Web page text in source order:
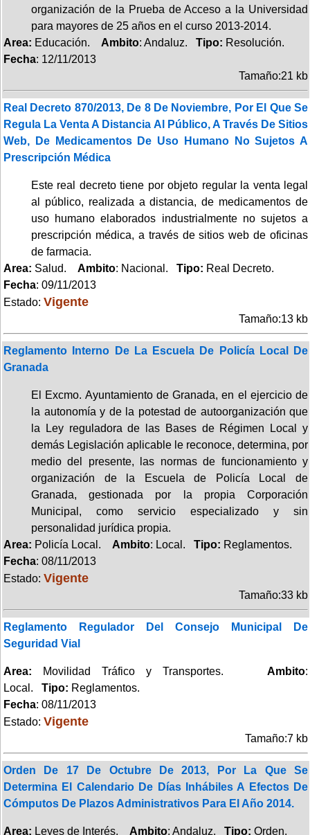
organización de la Prueba de Acceso a la Universidad
para mayores de 25 años en el curso 2013-2014.
Area: Educación. Ambito: Andaluz. Tipo: Resolución.
Fecha: 12/11/2013
Tamaño:21 kb
Real Decreto 870/2013, De 8 De Noviembre, Por El Que Se
Regula La Venta A Distancia Al Público, A Través De Sitios
Web, De Medicamentos De Uso Humano No Sujetos A
Prescripción Médica
Este real decreto tiene por objeto regular la venta legal
al público, realizada a distancia, de medicamentos de
uso humano elaborados industrialmente no sujetos a
prescripción médica, a través de sitios web de oficinas
de farmacia.
Area: Salud. Ambito: Nacional. Tipo: Real Decreto.
Fecha: 09/11/2013
Estado: Vigente
Tamaño:13 kb
Reglamento Interno De La Escuela De Policía Local De
Granada
El Excmo. Ayuntamiento de Granada, en el ejercicio de
la autonomía y de la potestad de autoorganización que
la Ley reguladora de las Bases de Régimen Local y
demás Legislación aplicable le reconoce, determina, por
medio del presente, las normas de funcionamiento y
organización de la Escuela de Policía Local de
Granada, gestionada por la propia Corporación
Municipal, como servicio especializado y sin
personalidad jurídica propia.
Area: Policía Local. Ambito: Local. Tipo: Reglamentos.
Fecha: 08/11/2013
Estado: Vigente
Tamaño:33 kb
Reglamento Regulador Del Consejo Municipal De
Seguridad Vial
Area: Movilidad Tráfico y Transportes. Ambito:
Local. Tipo: Reglamentos.
Fecha: 08/11/2013
Estado: Vigente
Tamaño:7 kb
Orden De 17 De Octubre De 2013, Por La Que Se
Determina El Calendario De Días Inhábiles A Efectos De
Cómputos De Plazos Administrativos Para El Año 2014.
Area: Leyes de Interés. Ambito: Andaluz. Tipo: Orden.